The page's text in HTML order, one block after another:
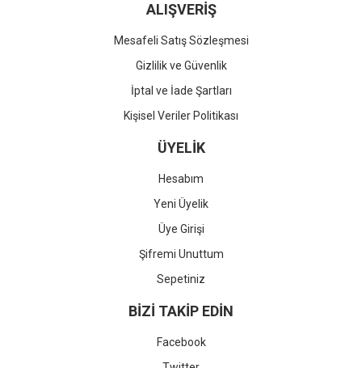
ALIŞVERİŞ
Mesafeli Satış Sözleşmesi
Gizlilik ve Güvenlik
İptal ve İade Şartları
Kişisel Veriler Politikası
ÜYELİK
Hesabım
Yeni Üyelik
Üye Girişi
Şifremi Unuttum
Sepetiniz
BİZİ TAKİP EDİN
Facebook